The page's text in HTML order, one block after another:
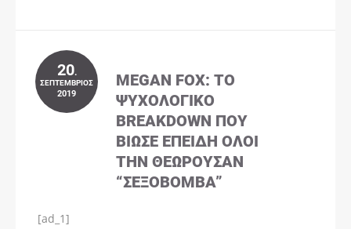
20.
ΣΕΠΤΈΜΒΡΙΟΣ
2019
MEGAN FOX: ΤΟ
ΨΥΧΟΛΟΓΙΚΌ
BREAKDOWN ΠΟΥ
ΒΊΩΣΕ ΕΠΕΙΔΉ ΌΛΟΙ
ΤΗΝ ΘΕΩΡΟΎΣΑΝ
“ΣΕΞΟΒΌΜΒΑ”
[ad_1]